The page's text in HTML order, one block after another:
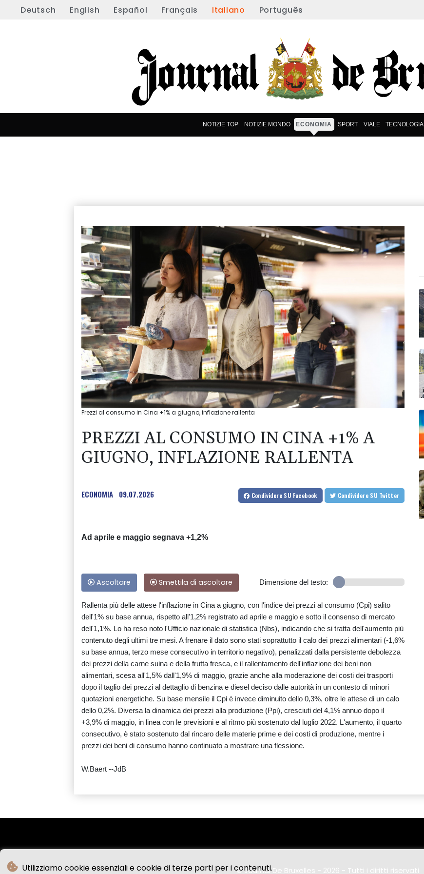
Utilizziamo cookie essenziali e cookie di terze parti per i contenuti.
Deutsch English Español Français Italiano Português
NOTIZIE TOP NOTIZIE MONDO ECONOMIA SPORT VIALE TECNOLOGIA
Prezzi al consumo in Cina +1% a giugno, inflazione rallenta
PREZZI AL CONSUMO IN CINA +1% A
GIUGNO, INFLAZIONE RALLENTA
ECONOMIA 09.07.2026 Condividere SU Facebook Condividere SU Twitter
Ad aprile e maggio segnava +1,2%
Ascoltare Smettila di ascoltare Dimensione del testo:
Rallenta più delle attese l'inflazione in Cina a giugno, con l'indice dei prezzi al consumo (Cpi) salito
dell'1% su base annua, rispetto all'1,2% registrato ad aprile e maggio e sotto il consenso di mercato
dell'1,1%. Lo ha reso noto l'Ufficio nazionale di statistica (Nbs), indicando che si tratta dell'aumento più
contenuto degli ultimi tre mesi. A frenare il dato sono stati soprattutto il calo dei prezzi alimentari (-1,6%
su base annua, terzo mese consecutivo in territorio negativo), penalizzati dalla persistente debolezza
dei prezzi della carne suina e della frutta fresca, e il rallentamento dell'inflazione dei beni non
alimentari, scesa all'1,5% dall'1,9% di maggio, grazie anche alla moderazione dei costi dei trasporti
dopo il taglio dei prezzi al dettaglio di benzina e diesel deciso dalle autorità in un contesto di minori
quotazioni energetiche. Su base mensile il Cpi è invece diminuito dello 0,3%, oltre le attese di un calo
dello 0,2%. Diversa la dinamica dei prezzi alla produzione (Ppi), cresciuti del 4,1% annuo dopo il
+3,9% di maggio, in linea con le previsioni e al ritmo più sostenuto dal luglio 2022. L'aumento, il quarto
consecutivo, è stato sostenuto dal rincaro delle materie prime e dei costi di produzione, mentre i
prezzi dei beni di consumo hanno continuato a mostrare una flessione.
W.Baert --JdB
© Journal De Bruxelles - 2026 - Tutti i diritti riservati